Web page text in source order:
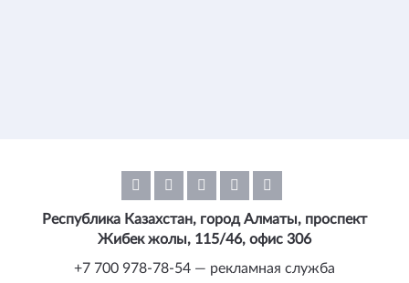
Республика Казахстан, город Алматы, проспект
Жибек жолы, 115/46, офис 306
+7 700 978-78-54 — рекламная служба